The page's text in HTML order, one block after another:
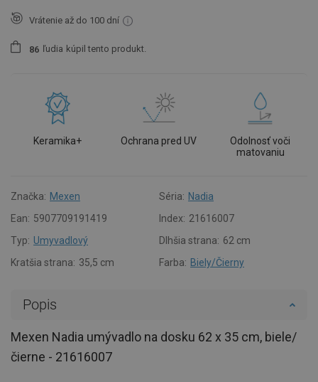
Vrátenie až do 100 dní
86 ľudia kúpil tento produkt.
Keramika+ Ochrana pred UV
Odolnosť voči
matovaniu
Značka: Mexen Séria: Nadia
Ean: 5907709191419 Index: 21616007
Typ: Umyvadlový Dlhšia strana: 62 cm
Kratšia strana: 35,5 cm Farba: Biely/Čierny
Popis
Mexen Nadia umývadlo na dosku 62 x 35 cm, biele/
čierne - 21616007